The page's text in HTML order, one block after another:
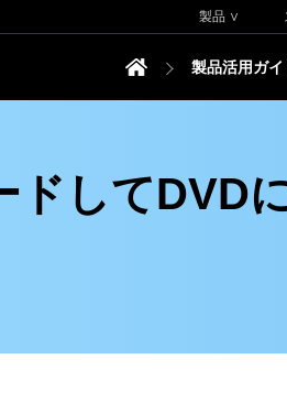
製品 ∨
製品活用ガイ
ドしてDVD